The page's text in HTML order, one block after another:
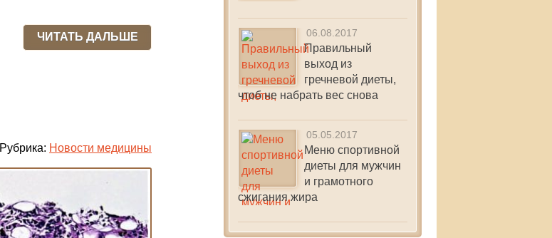
ЧИТАТЬ ДАЛЬШЕ
Рубрика: Новости медицины
06.08.2017
Правильный
выход из
гречневой диеты,
чтоб не набрать вес снова
05.05.2017
Меню спортивной
диеты для мужчин
и грамотного
сжигания жира